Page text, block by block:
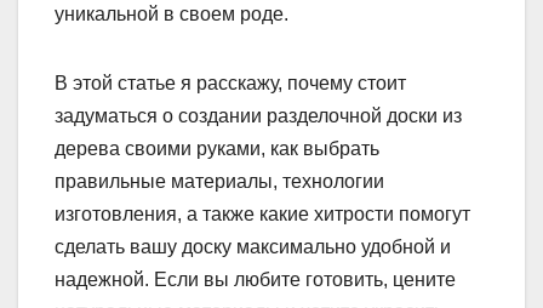
уникальной в своем роде.
В этой статье я расскажу, почему стоит
задуматься о создании разделочной доски из
дерева своими руками, как выбрать
правильные материалы, технологии
изготовления, а также какие хитрости помогут
сделать вашу доску максимально удобной и
надежной. Если вы любите готовить, цените